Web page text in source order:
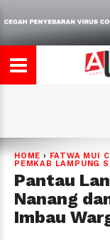
HOME › FATWA MUI
PEMKAB LAMPUNG
Pantau
Nanang
Imbau